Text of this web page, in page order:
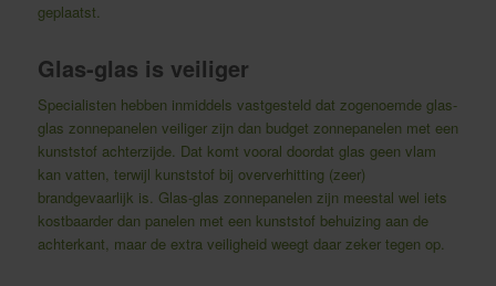
geplaatst.
Glas-glas is veiliger
Specialisten hebben inmiddels vastgesteld dat zogenoemde glas-
glas zonnepanelen veiliger zijn dan budget zonnepanelen met een
kunststof achterzijde. Dat komt vooral doordat glas geen vlam
kan vatten, terwijl kunststof bij oververhitting (zeer)
brandgevaarlijk is. Glas-glas zonnepanelen zijn meestal wel iets
kostbaarder dan panelen met een kunststof behuizing aan de
achterkant, maar de extra veiligheid weegt daar zeker tegen op.